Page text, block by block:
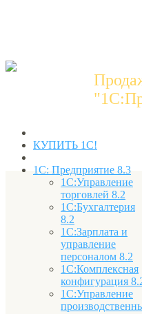
КУПИТЬ 1С!
1С: Предприятие 8.3
1С:Управление
торговлей 8.2
1С:Бухгалтерия
8.2
1С:Зарплата и
управление
персоналом 8.2
1С:Комплексная
конфигурация
1С:Управление